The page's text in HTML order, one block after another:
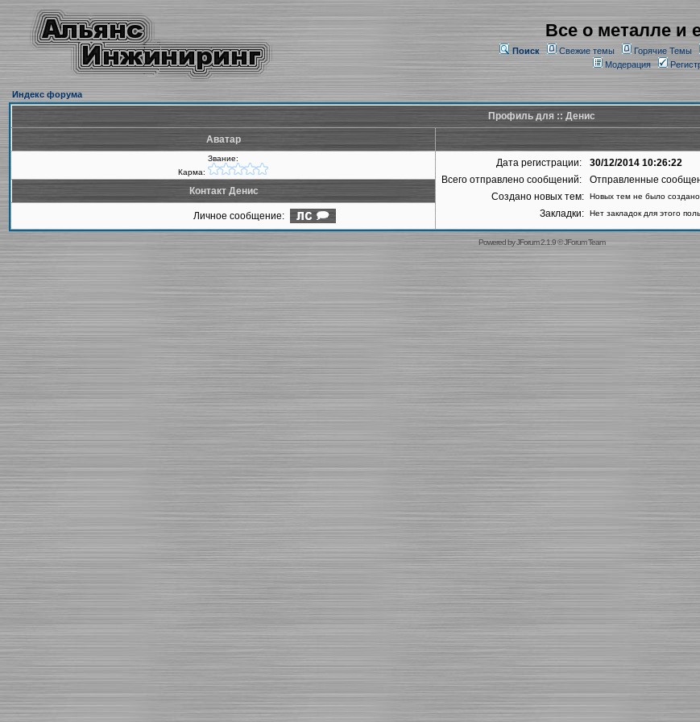
Все о металле и
Поиск Свежие темы Горячие Темы
Модерация
Индекс форума
Профиль для :: Денис
Аватар
Звание:
Карма:
Дата регистрации:
30/12/2014 10:26:22
Всего отправлено сообщений:
Отправленные
Создано новых тем:
Новых тем не было создано
Закладки: Нет закладок для этого
Контакт Денис
Личное сообщение:
Powered byJForum 2.1.9©JForum Team